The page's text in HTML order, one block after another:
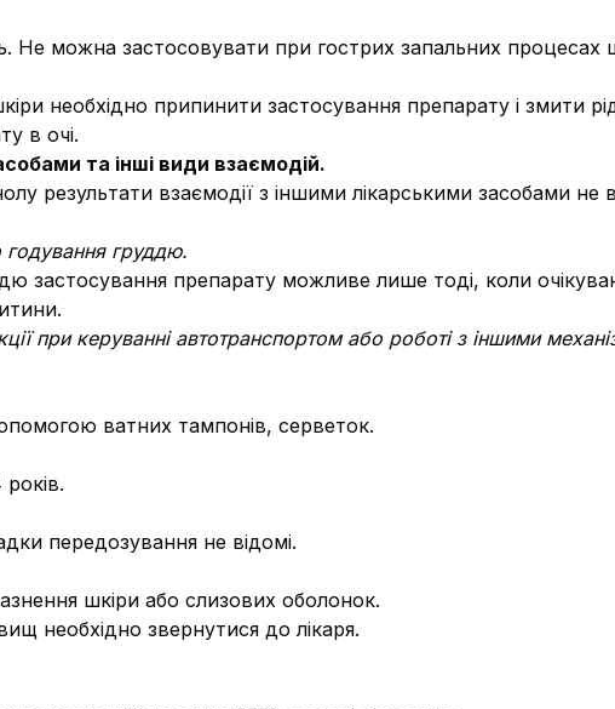
Не можна застосовувати при гострих запальних процесах
необхідно припинити застосування препарату і змити
в очі.
та інші види взаємодій.
результати взаємодії з іншими лікарськими засобами не
годування груддю.
застосування препарату можливе лише тоді, коли
при керуванні автотранспортом або роботі з іншими
ватних тампонів, серветок.
передозування не відомі.
шкіри або слизових оболонок.
необхідно звернутися до лікаря.